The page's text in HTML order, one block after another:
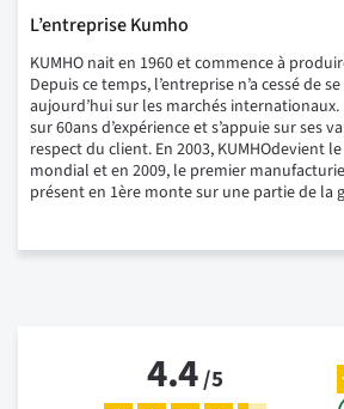
L’entreprise Kumho
KUMHO nait en 1960 et commence à
Depuis ce temps, l’entreprise n’a cessé de
aujourd’hui sur les marchés internationaux.
sur 60ans d’expérience et s’appuie sur ses
respect du client. En 2003, KUMHOdevient
mondial et en 2009, le premier
présent en 1ère monte sur une partie de la
4.4/5